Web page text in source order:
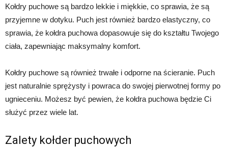
Kołdry puchowe są bardzo lekkie i miękkie, co sprawia, że są
przyjemne w dotyku. Puch jest również bardzo elastyczny, co
sprawia, że kołdra puchowa dopasowuje się do kształtu Twojego
ciała, zapewniając maksymalny komfort.
Kołdry puchowe są również trwałe i odporne na ścieranie. Puch
jest naturalnie sprężysty i powraca do swojej pierwotnej formy po
ugnieceniu. Możesz być pewien, że kołdra puchowa będzie Ci
służyć przez wiele lat.
Zalety kołder puchowych